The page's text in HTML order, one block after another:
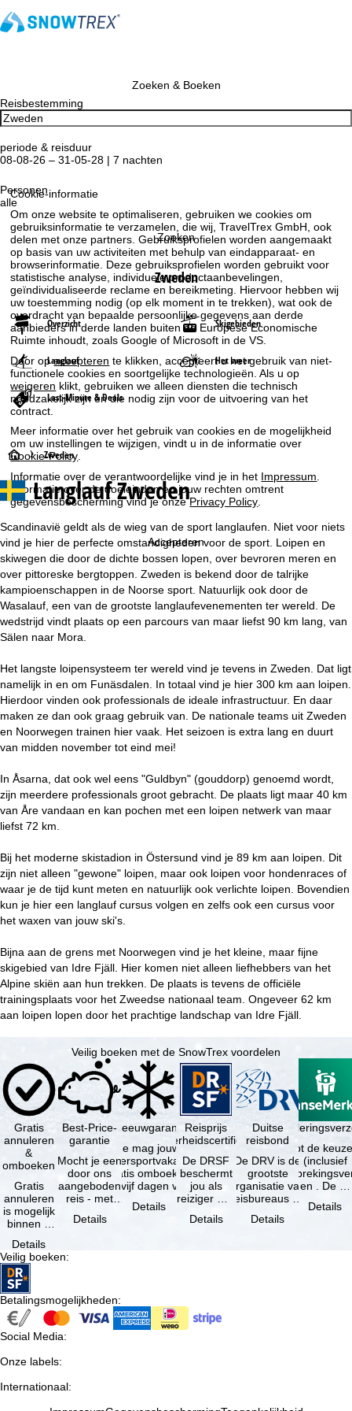
Cookie-informatie
Om onze website te optimaliseren, gebruiken we cookies om
gebruiksinformatie te verzamelen, die wij, TravelTrex GmbH, ook
delen met onze partners. Gebruiksprofielen worden aangemaakt
op basis van uw activiteiten met behulp van eindapparaat- en
browserinformatie. Deze gebruiksprofielen worden gebruikt voor
statistische analyse, individuele productaanbevelingen,
geïndividualiseerde reclame en bereikmeting. Hiervoor hebben wij
uw toestemming nodig (op elk moment in te trekken), wat ook de
overdracht van bepaalde persoonlijke gegevens aan derde
aanbieders in derde landen buiten de Europese Economische
Ruimte inhoudt, zoals Google of Microsoft in de VS.
Door opaccepteren te klikken, accepteert u het gebruik van niet-
functionele cookies en soortgelijke technologieën. Als u op
weigeren klikt, gebruiken we alleen diensten die technisch
noodzakelijk zijn en die nodig zijn voor de uitvoering van het
contract.
Meer informatie over het gebruik van cookies en de mogelijkheid
om uw instellingen te wijzigen, vindt u in de informatie over
Cookie-Policy
Informatie over de verantwoordelijke vind je in het Impressum
Informatie over de doeleinden en jouw rechten omtrent
gegevensbescherming vind je onzePrivacy Policy
Accepteren
Zoeken & Boeken
Reisbestemming
periode & reisduur
08-08-26 – 31-05-28 | 7 nachten
Personen
alle
Zoeken
Zweden
Overzicht Skigebieden
Langlauf Het weer
Last-Minute & Deals
S
t
r
t
g
i
n
a
Zweden
Langlauf Zweden
Scandinavië geldt als de wieg van de sport langlaufen. Niet voor niets
vind je hier de perfecte omstandigheden voor de sport. Loipen en
skiwegen die door de dichte bossen lopen, over bevroren meren en
over pittoreske bergtoppen. Zweden is bekend door de talrijke
kampioenschappen in de Noorse sport. Natuurlijk ook door de
Wasalauf, een van de grootste langlaufevenementen ter wereld. De
wedstrijd vindt plaats op een parcours van maar liefst 90 km lang, van
Sälen naar Mora.
Het langste loipensysteem ter wereld vind je tevens in Zweden. Dat ligt
namelijk in en om Funäsdalen. In totaal vind je hier 300 km aan loipen.
Hierdoor vinden ook professionals de ideale infrastructuur. En daar
maken ze dan ook graag gebruik van. De nationale teams uit Zweden
en Noorwegen trainen hier vaak. Het seizoen is extra lang en duurt
van midden november tot eind mei!
In Åsarna, dat ook wel eens "Guldbyn" (gouddorp) genoemd wordt,
zijn meerdere professionals groot gebracht. De plaats ligt maar 40 km
van Åre vandaan en kan pochen met een loipen netwerk van maar
liefst 72 km.
Bij het moderne skistadion in Östersund vind je 89 km aan loipen. Dit
zijn niet alleen "gewone" loipen, maar ook loipen voor hondenraces of
waar je de tijd kunt meten en natuurlijk ook verlichte loipen. Bovendien
kun je hier een langlauf cursus volgen en zelfs ook een cursus voor
het waxen van jouw ski's.
Bijna aan de grens met Noorwegen vind je het kleine, maar fijne
skigebied van Idre Fjäll. Hier komen niet alleen liefhebbers van het
Alpine skiën aan hun trekken. De plaats is tevens de officiële
trainingsplaats voor het Zweedse nationaal team. Ongeveer 62 km
aan loipen lopen door het prachtige landschap van Idre Fjäll.
Veilig boeken met de SnowTrex voordelen
Gratis
annuleren
&
omboeken
Gratis
annuleren
is mogelijk
binnen 5
de
boeking,
als jouw
vakantie …
Details
Best-Price-
garantie
Mocht je een
door ons
aangeboden
reis - met
beschikbaarheid
Details
Sneeuwgarantie
Je mag jouw
wintersportvakantie
gratis omboeken
als vijf dagen voor
Details
Reisprijs
zekerheidscertificaat
De DRSF
beschermt
jou als
reiziger met
pakketreis
Details
Duitse
reisbond
De DRV is de
grootste
organisatie van
reisbureaus en
in Duitsland. …
Details
Je hebt de
(inclusief
en . De …
Details
Veilig boeken:
Betalingsmogelijkheden:
Social Media:
Onze labels:
Internationaal: